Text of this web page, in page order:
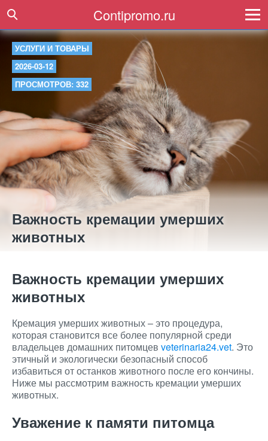
Contipromo.ru
УСЛУГИ И ТОВАРЫ
2026-03-12
ПРОСМОТРОВ: 332
Важность кремации умерших
животных
Важность кремации умерших
животных
Кремация умерших животных – это процедура,
которая становится все более популярной среди
владельцев домашних питомцев veterinaria24.vet. Это
этичный и экологически безопасный способ
избавиться от останков животного после его кончины.
Ниже мы рассмотрим важность кремации умерших
животных.
Уважение к памяти питомца